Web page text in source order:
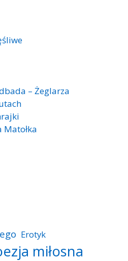
– Żeglarza
Matołka
Erotyk
miłosna